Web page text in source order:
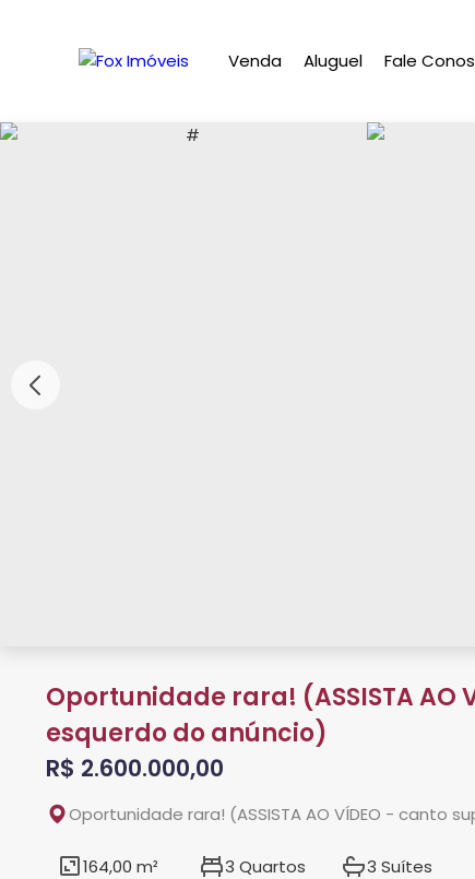
Venda Aluguel Fale
Oportunidade rara! (ASSISTA AO
esquerdo do anúncio)
R$ 2.600.000,00
Oportunidade rara! (ASSISTA AO VÍDEO - canto
164,00 m² 3 Quartos 3 Suítes